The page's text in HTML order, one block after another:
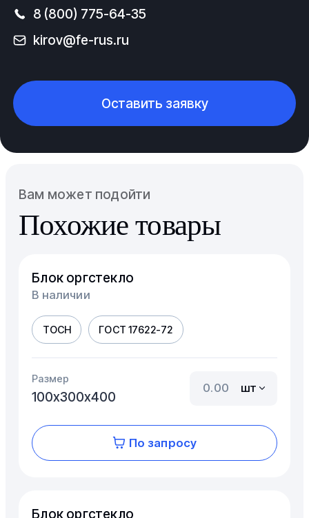
8 (800) 775-64-35
kirov@fe-rus.ru
Оставить заявку
Вам может подойти
Похожие товары
Блок оргстекло
В наличии
ТОСН ГОСТ 17622-72
Размер
100х300х400
шт
По запросу
Блок оргстекло